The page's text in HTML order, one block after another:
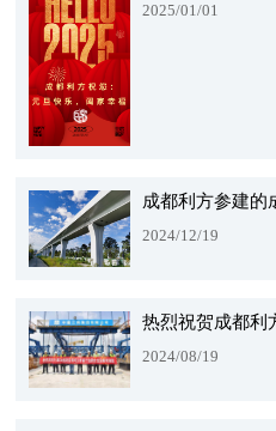
2025/01/01
2024/12/19
2024/08/19